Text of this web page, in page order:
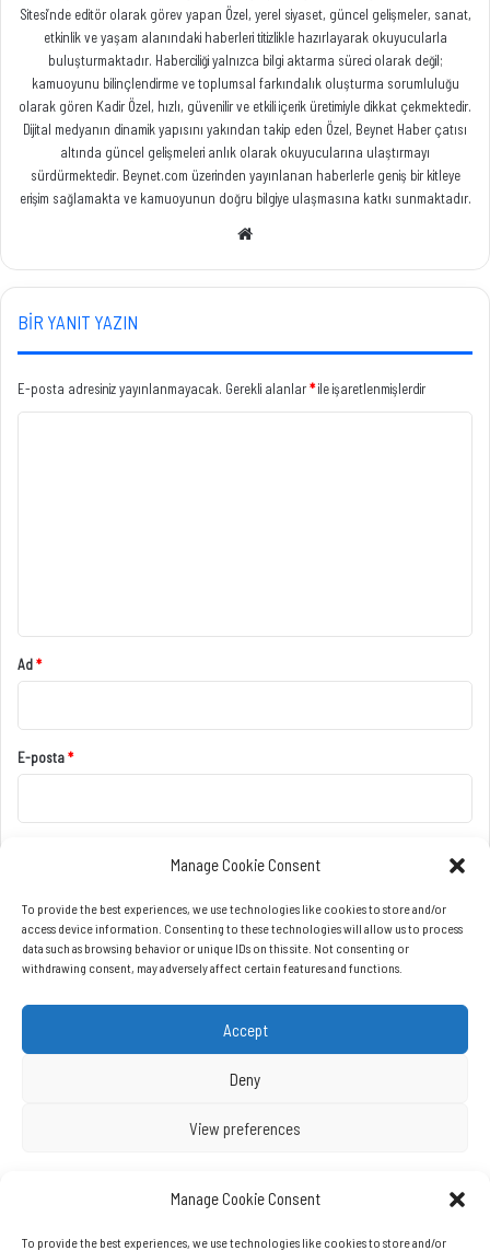
Manage Cookie Consent
To provide the best experiences, we use technologies like cookies to store and/or